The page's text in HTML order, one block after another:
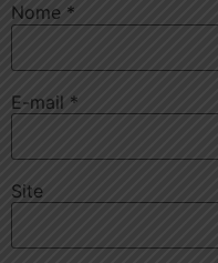
Nome *
E-mail *
Site